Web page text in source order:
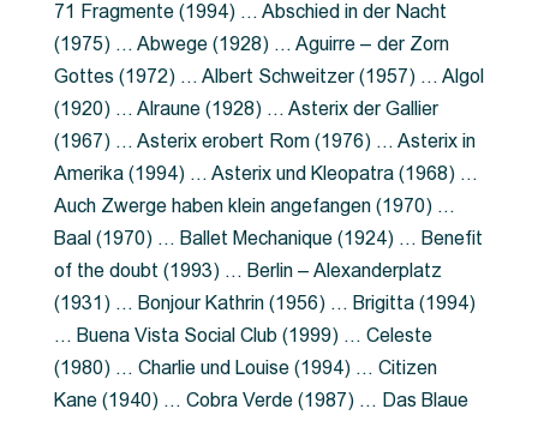
71 Fragmente (1994) … Abschied in der Nacht
(1975) … Abwege (1928) … Aguirre – der Zorn
Gottes (1972) … Albert Schweitzer (1957) … Algol
(1920) … Alraune (1928) … Asterix der Gallier
(1967) … Asterix erobert Rom (1976) … Asterix in
Amerika (1994) … Asterix und Kleopatra (1968) …
Auch Zwerge haben klein angefangen (1970) …
Baal (1970) … Ballet Mechanique (1924) … Benefit
of the doubt (1993) … Berlin – Alexanderplatz
(1931) … Bonjour Kathrin (1956) … Brigitta (1994)
… Buena Vista Social Club (1999) … Celeste
(1980) … Charlie und Louise (1994) … Citizen
Kane (1940) … Cobra Verde (1987) … Das Blaue